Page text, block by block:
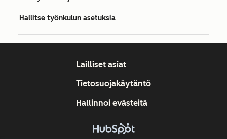
Hallitse työnkulun asetuksia
Lailliset asiat
Tietosuojakäytäntö
Hallinnoi evästeitä